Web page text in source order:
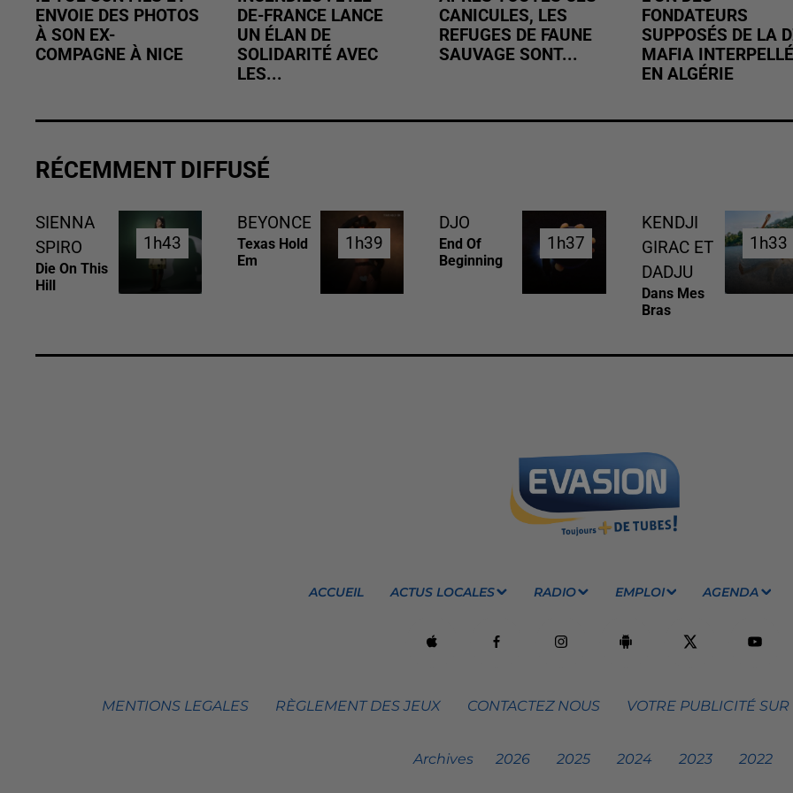
ENVOIE DES PHOTOS
À SON EX-
COMPAGNE À NICE
DE-FRANCE LANCE
UN ÉLAN DE
SOLIDARITÉ AVEC
LES...
CANICULES, LES
REFUGES DE FAUNE
SAUVAGE SONT...
FONDATEURS
SUPPOSÉS DE LA
MAFIA INTERPELLÉ
EN ALGÉRIE
RÉCEMMENT DIFFUSÉ
SIENNA
SPIRO
Die On This
Hill
1h43
1h43
BEYONCE
Texas Hold
Em
1h39
1h39
DJO
End Of
Beginning
1h37
1h37
KENDJI
GIRAC ET
DADJU
Dans Mes
Bras
1h33
1h33
ACCUEIL ACTUS LOCALES RADIO EMPLOI AGENDA
MENTIONS LEGALES RÈGLEMENT DES JEUX CONTACTEZ NOUS VOTRE PUBLICITÉ
Archives 2026 2025 2024 2023 2022